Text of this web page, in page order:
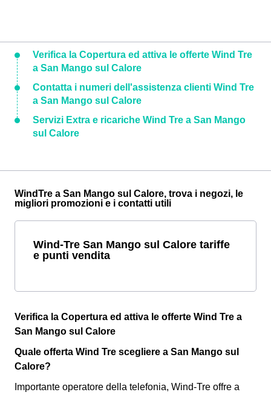
Verifica la Copertura ed attiva le offerte Wind Tre
a San Mango sul Calore
Contatta i numeri dell'assistenza clienti Wind Tre
a San Mango sul Calore
Servizi Extra e ricariche Wind Tre a San Mango
sul Calore
WindTre a San Mango sul Calore, trova i negozi, le
migliori promozioni e i contatti utili
Wind-Tre San Mango sul Calore tariffe
e punti vendita
Verifica la Copertura ed attiva le offerte Wind Tre a
San Mango sul Calore
Quale offerta Wind Tre scegliere a San Mango sul
Calore?
Importante operatore della telefonia, Wind-Tre offre a